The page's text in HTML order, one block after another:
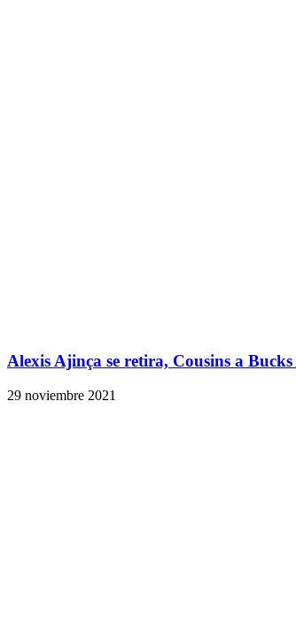
Alexis Ajinça se retira, Cousins a
29 noviembre 2021